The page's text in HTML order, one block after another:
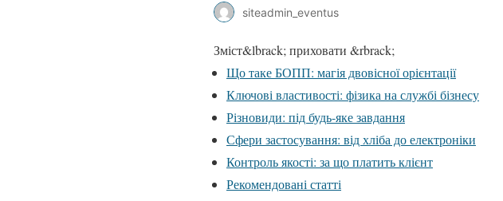
siteadmin_eventus
Зміст&lbrack; приховати &rbrack;
Що таке БОПП: магія двовісної орієнтації
Ключові властивості: фізика на службі бізнесу
Різновиди: під будь-яке завдання
Сфери застосування: від хліба до електроніки
Контроль якості: за що платить клієнт
Рекомендовані статті